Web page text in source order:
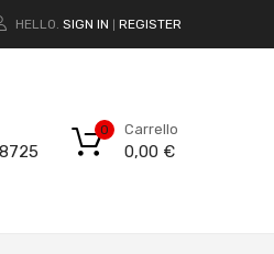
HELLO. SIGN IN REGISTER
Carrello
0,00 €
0